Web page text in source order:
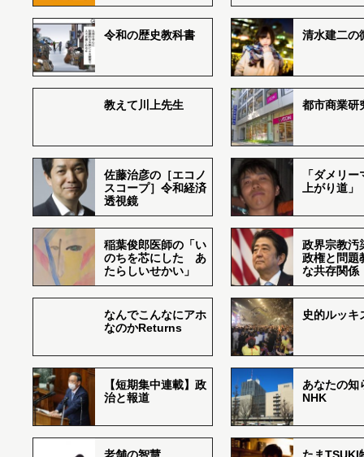
令和の歴史教科書 清水建二の
教えて川上先生 都市商業研
佐藤治彦の［エコノ
スコープ］令和経済
透視鏡
「ダメリ
上がり道」
稲葉俊郎医師の「い
のちを芯にした あ
たらしいせかい」
政界宗教汚
政権と問題
な共存関係
なんでこんなにアホ
なのかReturns
史的ルッキ
【短期集中連載】政
治と報道
あなたの知
NHK